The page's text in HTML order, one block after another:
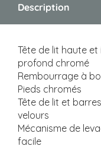
Description
Tête de lit haute
profond chromé
Rembourrage à
Pieds chromés
Tête de lit et
velours
Mécanisme de
facile